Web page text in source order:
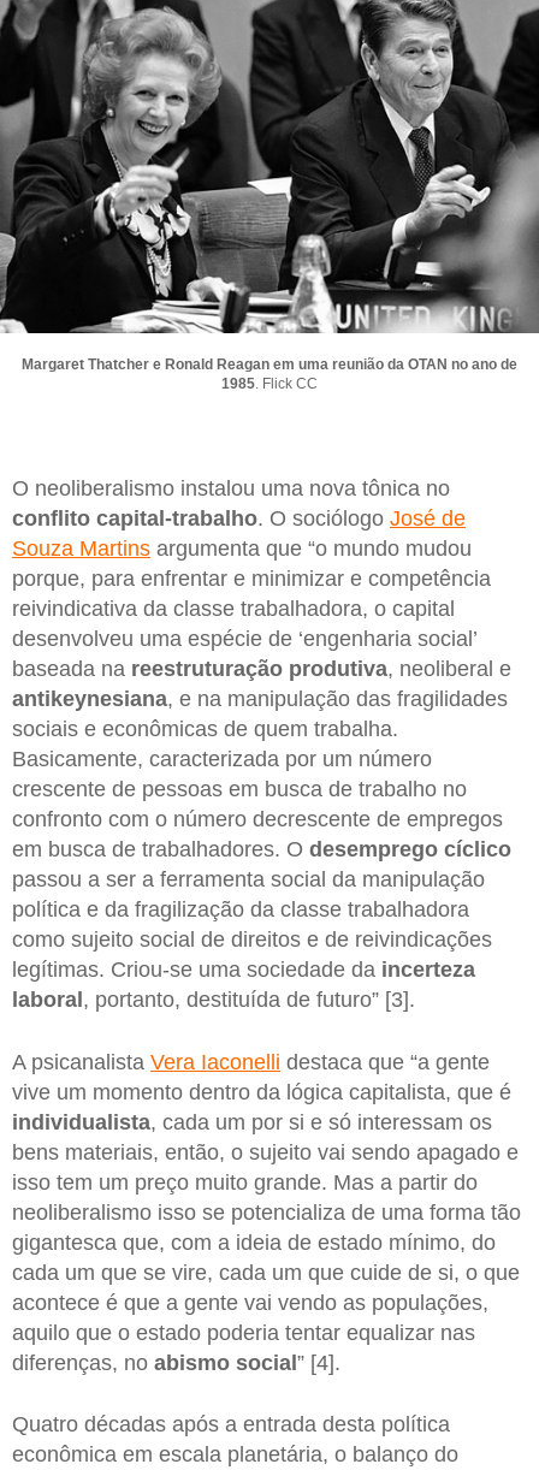
Margaret Thatcher e Ronald Reagan em uma reunião da OTAN no ano de
1985. Flick CC
O neoliberalismo instalou uma nova tônica no
conflito capital-trabalho. O sociólogo José de
Souza Martins argumenta que “o mundo mudou
porque, para enfrentar e minimizar e competência
reivindicativa da classe trabalhadora, o capital
desenvolveu uma espécie de ‘engenharia social’
baseada na reestruturação produtiva, neoliberal e
antikeynesiana, e na manipulação das fragilidades
sociais e econômicas de quem trabalha.
Basicamente, caracterizada por um número
crescente de pessoas em busca de trabalho no
confronto com o número decrescente de empregos
em busca de trabalhadores. O desemprego cíclico
passou a ser a ferramenta social da manipulação
política e da fragilização da classe trabalhadora
como sujeito social de direitos e de reivindicações
legítimas. Criou-se uma sociedade da incerteza
laboral , portanto, destituída de futuro” [3].
A psicanalista Vera Iaconelli destaca que “a gente
vive um momento dentro da lógica capitalista, que é
individualista, cada um por si e só interessam os
bens materiais, então, o sujeito vai sendo apagado e
isso tem um preço muito grande. Mas a partir do
neoliberalismo isso se potencializa de uma forma tão
gigantesca que, com a ideia de estado mínimo, do
cada um que se vire, cada um que cuide de si, o que
acontece é que a gente vai vendo as populações,
aquilo que o estado poderia tentar equalizar nas
diferenças, no abismo social” [4].
Quatro décadas após a entrada desta política
econômica em escala planetária, o balanço do